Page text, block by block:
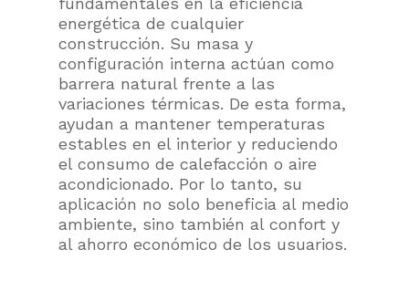
energética de cualquier
construcción. Su masa y
configuración interna actúan como
barrera natural frente a las
variaciones térmicas. De esta forma,
ayudan a mantener temperaturas
estables en el interior y reduciendo
el consumo de calefacción o aire
acondicionado. Por lo tanto, su
aplicación no solo beneficia al medio
ambiente, sino también al confort y
al ahorro económico de los usuarios.